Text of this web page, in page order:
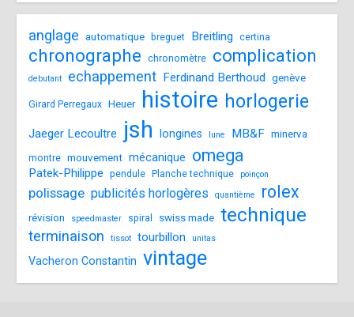
anglage automatique breguet Breitling certina
chronographe chronomètre complication
debutant echappement Ferdinand Berthoud genève
Girard Perregaux Heuer histoire horlogerie
Jaeger Lecoultre jsh longines lune MB&F minerva
montre mouvement mécanique omega
Patek-Philippe pendule Planche technique poinçon
polissage publicités horlogères quantième rolex
révision speedmaster spiral swiss made technique
terminaison tissot tourbillon unitas
Vacheron Constantin vintage